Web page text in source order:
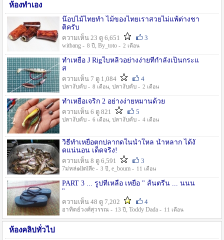
ห้องทำเอง
น๊อปไม้ไทยทำ ไม้ของไทยเราสวยไม่แพ้ต่างชา
ติครับ
ความเห็น 23 ดู 6,651
3
witbang - 8 ปี , By_toto - 2 เดือน
ทำเหยื่อ J Rigใบหลิวอย่างง่ายที่กำลังเป็นกระแ
ส
ความเห็น 7 ดู 1,084
4
ปลางับคับ - 8 เดือน, ปลางับคับ - 2 เดือน
ทำเหยื่อเจริก 2 อย่างง่ายหมานด้วย
ความเห็น 6 ดู 821
5
ปลางับคับ - 6 เดือน, ปลางับคับ - 4 เดือน
วิธีทำเหยื่อตกปลากดในน้ำใหล น้ำหลาก ได้งั
ดแน่นอน เด็ดจริง!
ความเห็น 8 ดู 6,591
3
7ม่หล่๑llต่lลีe - 3 ปี , e_boum - 11 เดือน
PART 3 ... รูปที่เหลือ เหยื่อ " ส้นตรีน ... นนน
"
ความเห็น 48 ดู 7,202
4
อาทิตย์วงศ์สุวรรณ - 13 ปี , Toddy Dada - 11 เดือน
ห้องคลิปทั่วไป